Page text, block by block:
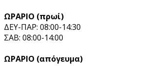
ΩΡΑΡΙΟ (πρωί)
ΔΕΥ-ΠΑΡ: 08:00-14:30
ΣΑΒ: 08:00-14:00
ΩΡΑΡΙΟ (απόγευμα)